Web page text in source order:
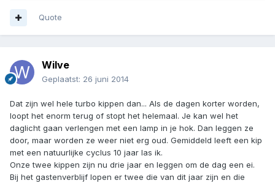
Quote
Wilve
Geplaatst: 26 juni 2014
Dat zijn wel hele turbo kippen dan... Als de dagen korter worden,
loopt het enorm terug of stopt het helemaal. Je kan wel het
daglicht gaan verlengen met een lamp in je hok. Dan leggen ze
door, maar worden ze weer niet erg oud. Gemiddeld leeft een kip
met een natuurlijke cyclus 10 jaar las ik.
Onze twee kippen zijn nu drie jaar en leggen om de dag een ei.
Bij het gastenverblijf lopen er twee die van dit jaar zijn en die